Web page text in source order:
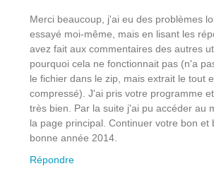
Merci beaucoup, j'ai eu des problèmes
essayé moi-même, mais en lisant les
avez fait aux commentaires des autres
pourquoi cela ne fonctionnait pas (n'a
le fichier dans le zip, mais extrait le tout
compressé). J'ai pris votre programme
très bien. Par la suite j'ai pu accéder au
la page principal. Continuer votre bon et
bonne année 2014.
Répondre